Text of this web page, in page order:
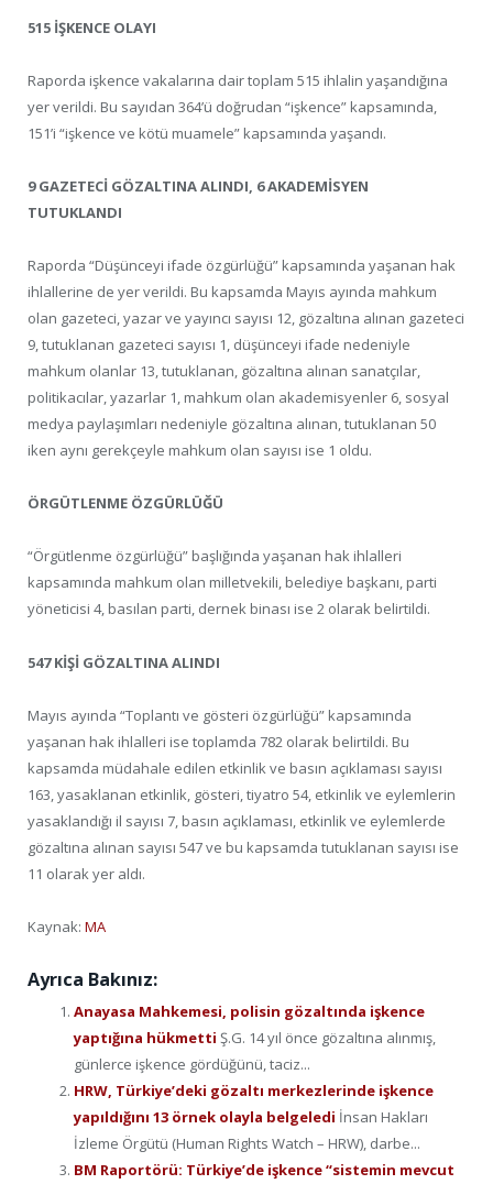
515 İŞKENCE OLAYI
Raporda işkence vakalarına dair toplam 515 ihlalin yaşandığına
yer verildi. Bu sayıdan 364’ü doğrudan “işkence” kapsamında,
151’i “işkence ve kötü muamele” kapsamında yaşandı.
9 GAZETECİ GÖZALTINA ALINDI, 6 AKADEMİSYEN
TUTUKLANDI
Raporda “Düşünceyi ifade özgürlüğü” kapsamında yaşanan hak
ihlallerine de yer verildi. Bu kapsamda Mayıs ayında mahkum
olan gazeteci, yazar ve yayıncı sayısı 12, gözaltına alınan gazeteci
9, tutuklanan gazeteci sayısı 1, düşünceyi ifade nedeniyle
mahkum olanlar 13, tutuklanan, gözaltına alınan sanatçılar,
politikacılar, yazarlar 1, mahkum olan akademisyenler 6, sosyal
medya paylaşımları nedeniyle gözaltına alınan, tutuklanan 50
iken aynı gerekçeyle mahkum olan sayısı ise 1 oldu.
ÖRGÜTLENME ÖZGÜRLÜĞÜ
“Örgütlenme özgürlüğü” başlığında yaşanan hak ihlalleri
kapsamında mahkum olan milletvekili, belediye başkanı, parti
yöneticisi 4, basılan parti, dernek binası ise 2 olarak belirtildi.
547 KİŞİ GÖZALTINA ALINDI
Mayıs ayında “Toplantı ve gösteri özgürlüğü” kapsamında
yaşanan hak ihlalleri ise toplamda 782 olarak belirtildi. Bu
kapsamda müdahale edilen etkinlik ve basın açıklaması sayısı
163, yasaklanan etkinlik, gösteri, tiyatro 54, etkinlik ve eylemlerin
yasaklandığı il sayısı 7, basın açıklaması, etkinlik ve eylemlerde
gözaltına alınan sayısı 547 ve bu kapsamda tutuklanan sayısı ise
11 olarak yer aldı.
Kaynak: MA
Ayrıca Bakınız:
Anayasa Mahkemesi, polisin gözaltında işkence
yaptığına hükmetti Ş.G. 14 yıl önce gözaltına alınmış,
günlerce işkence gördüğünü, taciz...
HRW, Türkiye’deki gözaltı merkezlerinde işkence
yapıldığını 13 örnek olayla belgeledi İnsan Hakları
İzleme Örgütü (Human Rights Watch – HRW), darbe...
BM Raportörü: Türkiye’de işkence “sistemin mevcut